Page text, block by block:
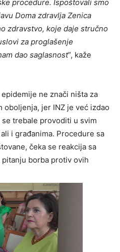
procedure. Ispoštovali smo
Doma zdravlja Zenica
zdravstvo, koje daje stručno
za proglašenje
dao saglasnost”, kaže
ne znači ništa za
jer INZ je već izdao
trebale provoditi u svim
i građanima. Procedure sa
čeka se reakcija sa
borba protiv ovih